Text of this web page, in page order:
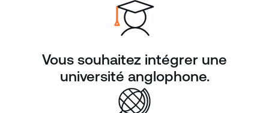
Vous souhaitez intégrer une
université anglophone.